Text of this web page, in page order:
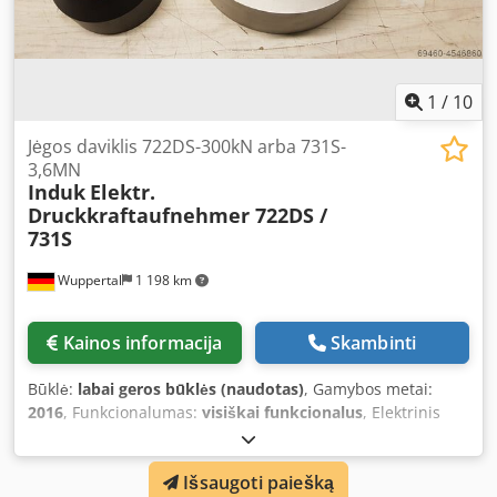
1 / 10
Wuppertal 1 198 km
Jėgos daviklis 722DS-300kN arba 731S-
3,6MN
Induk Elektr.
Druckkraftaufnehmer 722DS /
731S
Kainos informacija Skambinti
Būklė: labai geros būklės (naudotas), Gamybos metai:
2016, Funkcionalumas: visiškai funkcionalus, Elektrinis
suspaudimo jėgos keitiklis 722DS-300kN su apkrovos
mygtuku, spaudimo elementu ir 10 cm ilgio pritvirtintu
kabeliu su jungtimi Matavimo diapazonas: 0...300 kN Maks.
Išsaugoti paiešką